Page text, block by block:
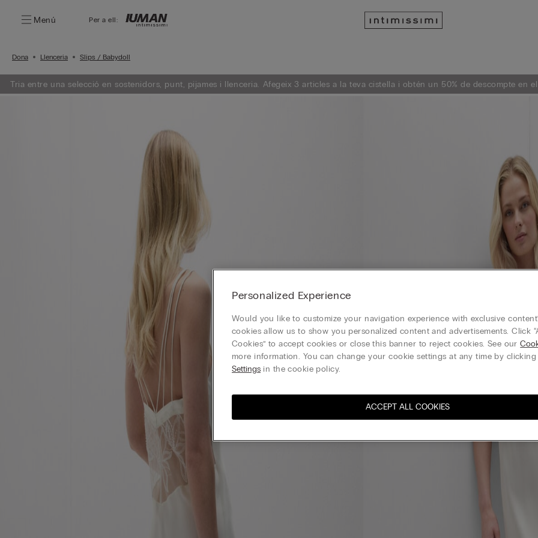
Menú Per a ell:
Dona Llenceria Slips / Babydoll
Tria entre una selecció en sostenidors, punt, pijames i llenceria. Afegeix 3 articles a la teva cistella i obtén un 50% de descompte en el de
menor import.
Personalized Experience
Would you like to customize your navigation experience with exclusive
cookies allow us to show you personalized content and advertisements. Click
Cookies” to accept cookies or close this banner to reject cookies. See our
more information. You can change your cookie settings at any time by clicking
Settings in the cookie policy.
ACCEPT ALL COOKIES